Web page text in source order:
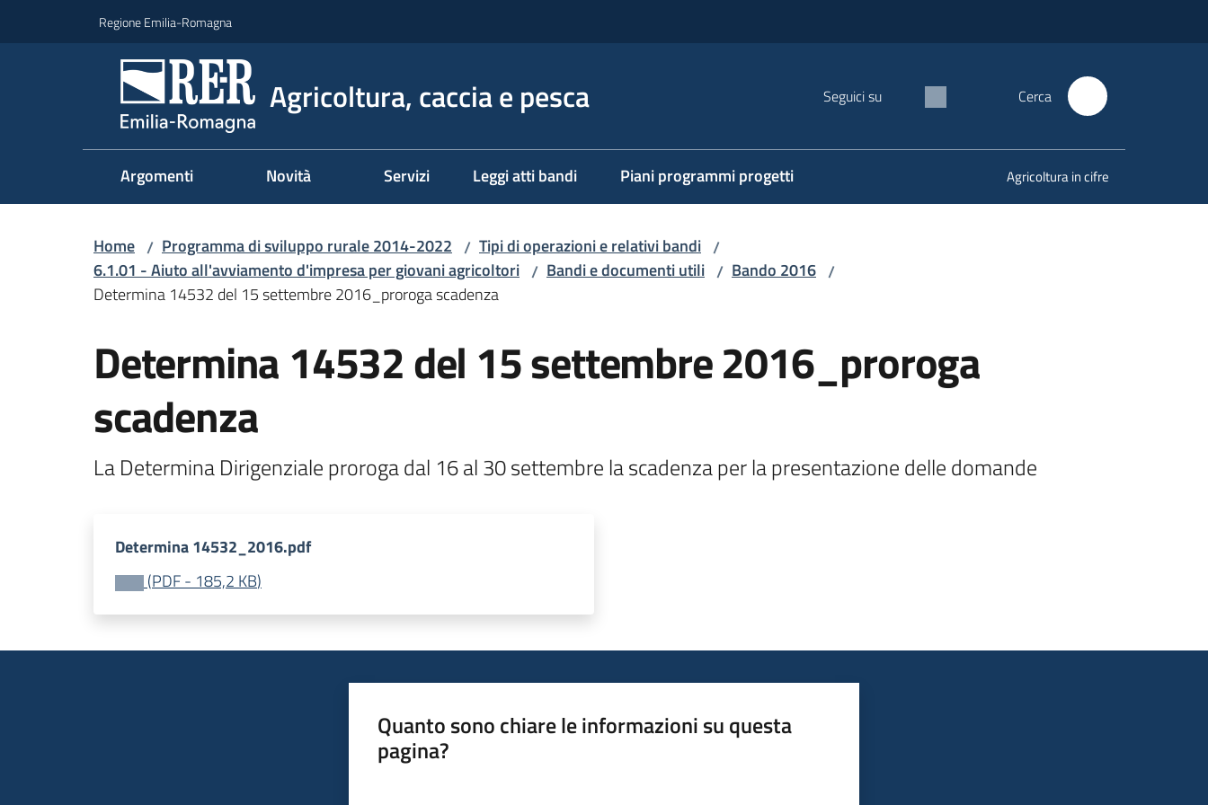
Regione Emilia-Romagna
Agricoltura, caccia e pesca Seguici su Cerca
Argomenti Novità Servizi Leggi atti bandi Piani programmi progetti Agricoltura in cifre
Home / Programma di sviluppo rurale 2014-2022 / Tipi di operazioni e relativi bandi /
6.1.01 - Aiuto all'avviamento d'impresa per giovani agricoltori / Bandi e documenti utili / Bando 2016 /
Determina 14532 del 15 settembre 2016_proroga scadenza
Determina 14532 del 15 settembre 2016_proroga
scadenza
La Determina Dirigenziale proroga dal 16 al 30 settembre la scadenza per la presentazione delle domande
Determina 14532_2016.pdf
(PDF- 185,2 KB)
Quanto sono chiare le informazioni su questa
pagina?